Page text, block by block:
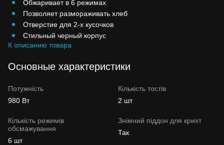
Обжаривает в 6 режимах
Позволяет размораживать хлеб
Отверстие для 2-х кусочков
Стильный черный корпус
К описанию товара
Основные характеристики
Потужність
980 Вт
Кількість тостів
2 шт
Кількість режимів
обсмажування
6 шт
Знімний піддон для крихт
Так